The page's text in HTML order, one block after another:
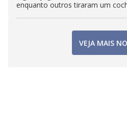
enquanto outros tiraram um
VEJA MAIS